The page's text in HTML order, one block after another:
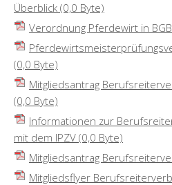
Überblick (0,0 Byte)
Verordnung Pferdewirt in
(0,0 Byte)
Mitgliedsantrag
(0,0 Byte)
Informationen zur
mit dem IPZV (0,0 Byte)
Mitgliedsantrag
Mitgliedsflyer